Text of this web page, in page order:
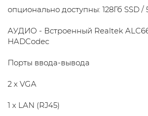
опционально доступны: 128Гб SSD /
АУДИО - Встроенный Realtek
HADCodec
Порты ввода-вывода
2 x VGA
1 x LAN (RJ45)